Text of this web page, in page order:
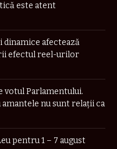
este atent
dinamice afectează
efectul reel-urilor
votul Parlamentului.
nu sunt relații ca
pentru 1 – 7 august